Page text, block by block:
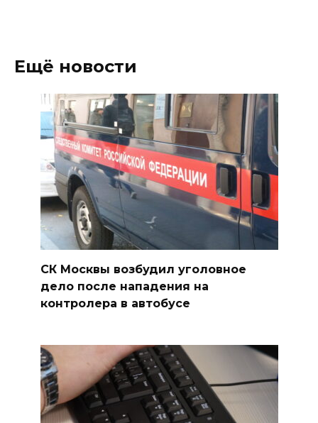
Ещё новости
СК Москвы возбудил уголовное
дело после нападения на
контролера в автобусе